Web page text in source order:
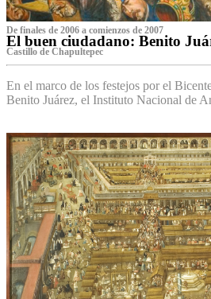
De finales de 2006 a comienzos de 2007
El buen ciudadano: Benito
Castillo de Chapultepec
En el marco de los festejos por el
Benito Juárez, el Instituto Nacional de